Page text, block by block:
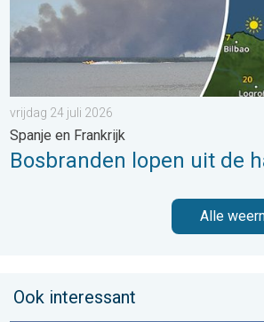
vrijdag 24 juli 2026
Spanje en Frankrijk
Bosbranden lopen uit de
Alle
Ook interessant